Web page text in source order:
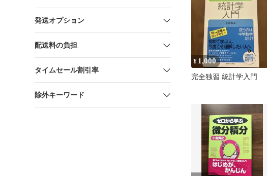
発送オプション
配送料の負担
タイムセール割引率
除外キーワード
¥ 1,000
完全独習 統計学入門